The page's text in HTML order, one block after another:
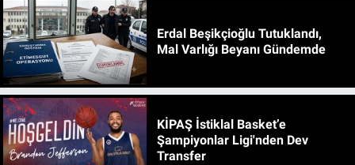
Erdal Beşikçioğlu Tutuklandı,
Mal Varlığı Beyanı Gündemde
KİPAŞ İstiklal Basket’e
Şampiyonlar Ligi'nden Dev
Transfer